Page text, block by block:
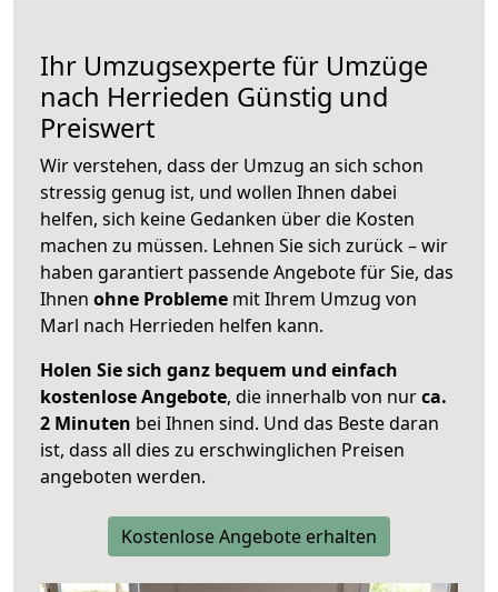
Ihr Umzugsexperte für Umzüge
nach Herrieden Günstig und
Preiswert
Wir verstehen, dass der Umzug an sich schon
stressig genug ist, und wollen Ihnen dabei
helfen, sich keine Gedanken über die Kosten
machen zu müssen. Lehnen Sie sich zurück – wir
haben garantiert passende Angebote für Sie, das
Ihnen ohne Probleme mit Ihrem Umzug von
Marl nach Herrieden helfen kann.
Holen Sie sich ganz bequem und einfach
kostenlose Angebote, die innerhalb von nurca.
2 Minuten bei Ihnen sind. Und das Beste daran
ist, dass all dies zu erschwinglichen Preisen
angeboten werden.
Kostenlose Angebote erhalten